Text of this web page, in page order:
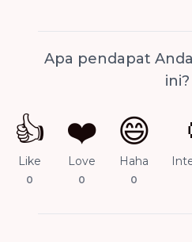
Apa pendapat
ini?
👍
Like
0
❤️
Love
0
😄
Haha
0